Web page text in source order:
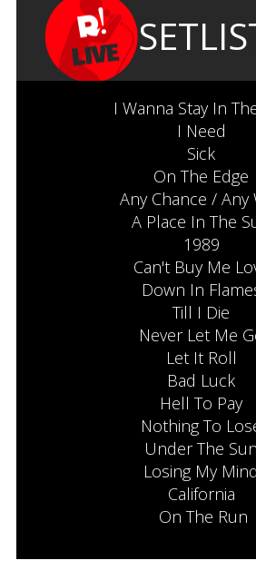
I Wanna Stay In
I Need
Sick
On The Edge
Any Chance / Any
A Place In The
1989
Can't Buy Me
Down In
Till I Die
Never Let Me
Let It Roll
Bad Luck
Hell To Pay
Nothing To
Under The Sun
Losing My Mind
California
On The Run